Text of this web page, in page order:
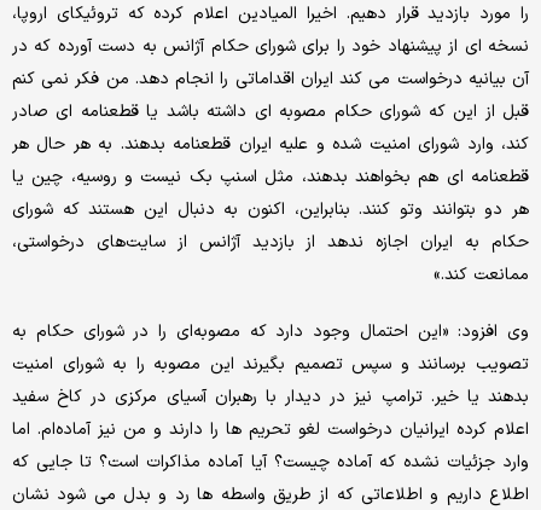
را مورد بازدید قرار دهیم. اخیرا المیادین اعلام کرده که تروئیکای اروپا،
نسخه ای از پیشنهاد خود را برای شورای حکام آژانس به دست آورده که در
آن بیانیه درخواست می کند ایران اقداماتی را انجام دهد. من فکر نمی کنم
قبل از این که شورای حکام مصوبه ای داشته باشد یا قطعنامه ای صادر
کند، وارد شورای امنیت شده و علیه ایران قطعنامه بدهند. به هر حال هر
قطعنامه ای هم بخواهند بدهند، مثل اسنپ بک نیست و روسیه، چین یا
هر دو بتوانند وتو کنند. بنابراین، اکنون به دنبال این هستند که شورای
حکام به ایران اجازه ندهد از بازدید آژانس از سایت‌های درخواستی،
ممانعت کند.»
وی افزود: «این احتمال وجود دارد که مصوبه‌ای را در شورای حکام به
تصویب برسانند و سپس تصمیم بگیرند این مصوبه را به شورای امنیت
بدهند یا خیر. ترامپ نیز در دیدار با رهبران آسیای مرکزی در کاخ سفید
اعلام کرده ایرانیان درخواست لغو تحریم ها را دارند و من نیز آماده‌ام. اما
وارد جزئیات نشده که آماده چیست؟ آیا آماده مذاکرات است؟ تا جایی که
اطلاع داریم و اطلاعاتی که از طریق واسطه ها رد و بدل می شود نشان